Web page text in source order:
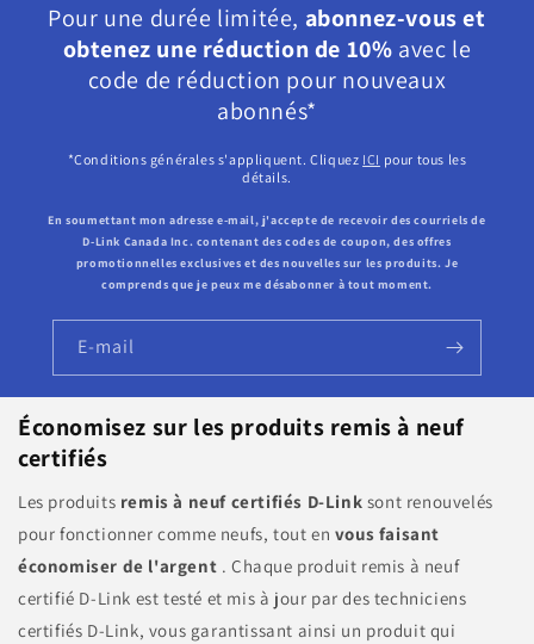
Pour une durée limitée, abonnez-vous et
obtenez une réduction de 10% avec le
code de réduction pour nouveaux
abonnés*
*Conditions générales s'appliquent. Cliquez ICI pour tous les
détails.
En soumettant mon adresse e-mail, j'accepte de recevoir des courriels de
D-Link Canada Inc. contenant des codes de coupon, des offres
promotionnelles exclusives et des nouvelles sur les produits. Je
comprends que je peux me désabonner à tout moment.
E-mail
Économisez sur les produits remis à neuf
certifiés
Les produits remis à neuf certifiés D-Link sont renouvelés
pour fonctionner comme neufs, tout en vous faisant
économiser de l'argent . Chaque produit remis à neuf
certifié D-Link est testé et mis à jour par des techniciens
certifiés D-Link, vous garantissant ainsi un produit qui